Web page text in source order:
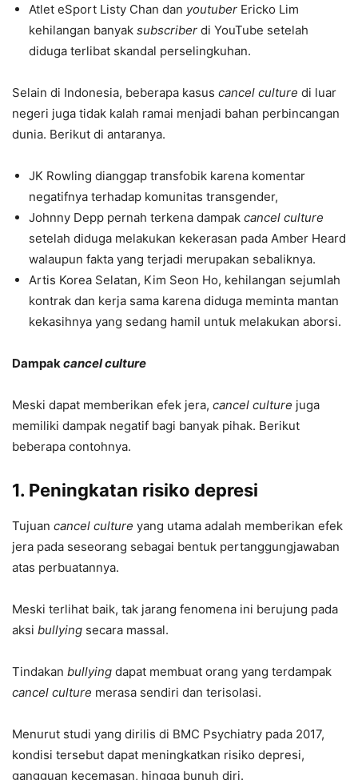
Atlet eSport Listy Chan dan youtuber Ericko Lim
kehilangan banyak subscriber di YouTube setelah
diduga terlibat skandal perselingkuhan.
Selain di Indonesia, beberapa kasus cancel culture di luar
negeri juga tidak kalah ramai menjadi bahan perbincangan
dunia. Berikut di antaranya.
JK Rowling dianggap transfobik karena komentar
negatifnya terhadap komunitas transgender,
Johnny Depp pernah terkena dampak cancel culture
setelah diduga melakukan kekerasan pada Amber Heard
walaupun fakta yang terjadi merupakan sebaliknya.
Artis Korea Selatan, Kim Seon Ho, kehilangan sejumlah
kontrak dan kerja sama karena diduga meminta mantan
kekasihnya yang sedang hamil untuk melakukan aborsi.
Dampakcancel culture
Meski dapat memberikan efek jera, cancel culture juga
memiliki dampak negatif bagi banyak pihak. Berikut
beberapa contohnya.
1. Peningkatan risiko depresi
Tujuan cancel culture yang utama adalah memberikan efek
jera pada seseorang sebagai bentuk pertanggungjawaban
atas perbuatannya.
Meski terlihat baik, tak jarang fenomena ini berujung pada
aksi bullying secara massal.
Tindakan bullying dapat membuat orang yang terdampak
cancel culture merasa sendiri dan terisolasi.
Menurut studi yang dirilis di BMC Psychiatry pada 2017,
kondisi tersebut dapat meningkatkan risiko depresi,
gangguan kecemasan, hingga bunuh diri.